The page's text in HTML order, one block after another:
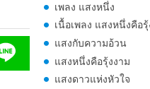
เพลง แสงหนึ่ง
เนื้อเพลง แสงหนึ่งคือรุ้
แสงกับความอ้วน
แสงหนึ่งคือรุ้งงาม
แสงดาวแห่งหัวใจ